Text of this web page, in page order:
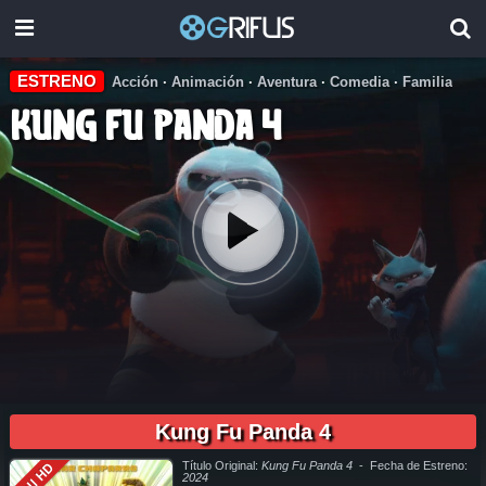
ESTRENO Acción ·Animación ·Aventura ·Comedia · Familia
Kung Fu Panda 4
Panda 4 en español latino, pelicula completa Kung Fu Panda 4 audio latino, pelicula completa Kung Fu Panda 4 audio latino online, como ver Kung Fu Panda 4 pelicula completa en español, como
español latino, ver Kung Fu Panda 4 pelicula completa en español, ver Kung Fu Panda 4 pelicula completa en español latino, Kung Fu Panda 4 pelicula completa audio latino, Kung Fu Panda 4
pelicula completa 2019, Kung Fu Panda 4 pelicula completa en español, Kung Fu Panda 4 pelicula completa en español latino, trailer Kung Fu Panda 4, Kung Fu Panda 4 trailer, ver trailer Kung Fu
Panda 4 español, trailer en español Kung Fu Panda 4, Kung Fu Panda 4 trailer español latino, Kung Fu Panda 4 descargar torrent gratis, descargar pelicula completa Kung Fu Panda 4 hd,
descargar Kung Fu Panda 4 pelicula completa, descargar Kung Fu Panda 4 pelicula completa torrent, descargar Kung Fu Panda 4 pelicula completa utorrent, descargar Kung Fu Panda 4 pelicula
completa mega, descargar Kung Fu Panda 4 pelicula completa gratis, Kung Fu Panda 4 descargar pelicula completa gratis, Kung Fu Panda 4 descargar pelicula completa hd, descargar pelicula
Fu Panda 4 online, ver Kung Fu Panda 4 online megavideo, ver pelicula Kung Fu Panda 4 online gratis, ver online Kung Fu Panda 4, Kung Fu Panda 4 online ver pelicula, ver estreno Kung Fu
Panda 4 online, Kung Fu Panda 4 online ver, Kung Fu Panda 4 ver online, Ver Pelicula Kung Fu Panda 4 Español Latino, Pelicula Kung Fu Panda 4 Latino Online, Pelicula Kung Fu Panda 4 Español
Online, Pelicula Kung Fu Panda 4 Subtitulado,
Kung Fu Panda 4
Título Original:Kung Fu Panda 4 - Fecha de Estreno:
2024